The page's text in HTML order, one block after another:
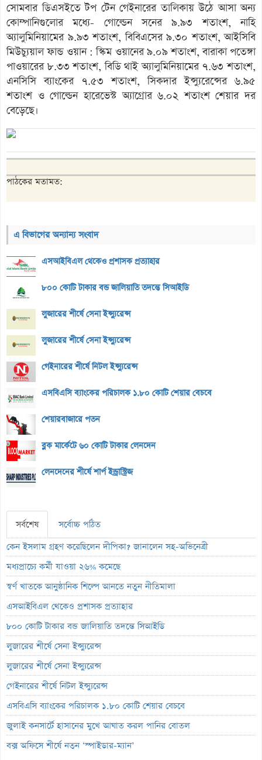
সোমবার ডিএসইতে টপ টেন গেইনারের তালিকায় উঠে আসা অন্য
কোম্পানিগুলোর মধ্যে- গোল্ডেন সনের ৯.৯৩ শতাংশ, নাহি
অ্যালুমিনিয়ামের ৯.৯৩ শতাংশ, বিবিএসের ৯.৩০ শতাংশ, আইসিবি
মিউচ্যুয়াল ফান্ড ওয়ান : স্কিম ওয়ানের ৯.০৯ শতাংশ, বারাকা পতেঙ্গা
পাওয়ারের ৮.৩৩ শতাংশ, বিডি থাই অ্যালুমিনিয়ামের ৭.৬৩ শতাংশ,
এনসিসি ব্যাংকের ৭.৫৩ শতাংশ, সিকদার ইন্স্যুরেন্সের ৬.৯৫
শতাংশ ও গোল্ডেন হারেভেস্ট অ্যাগ্রোর ৬.০২ শতাংশ শেয়ার দর
বেড়েছে।
পাঠকের মতামত:
এ বিভাগের অন্যান্য সংবাদ
এসআইবিএল থেকেও প্রশাসক প্রত্যাহার
৮০০ কোটি টাকার বন্ড জালিয়াতি তদন্তে সিআইডি
লুজারের শীর্ষে সেনা ইন্স্যুরেন্স
লুজারের শীর্ষে সেনা ইন্স্যুরেন্স
গেইনারের শীর্ষে নিটল ইন্স্যুরেন্স
এসবিএসি ব্যাংকের পরিচালক ১.৮০ কোটি শেয়ার বেচবে
শেয়ারবাজারে পতন
ব্লক মার্কেটে ৬০ কোটি টাকার লেনদেন
লেনদেনের শীর্ষে শার্প ইন্ড্রাস্ট্রিজ
সর্বশেষ
সর্বোচ্চ পঠিত
কেন ইসলাম গ্রহণ করেছিলেন দীপিকা? জানালেন সহ-অভিনেত্রী
মধ্যপ্রাচ্যে কর্মী যাওয়া ২৬% কমেছে
স্বর্ণ খাতকে আনুষ্ঠানিক শিল্পে আনতে নতুন নীতিমালা
এসআইবিএল থেকেও প্রশাসক প্রত্যাহার
৮০০ কোটি টাকার বন্ড জালিয়াতি তদন্তে সিআইডি
লুজারের শীর্ষে সেনা ইন্স্যুরেন্স
লুজারের শীর্ষে সেনা ইন্স্যুরেন্স
গেইনারের শীর্ষে নিটল ইন্স্যুরেন্স
এসবিএসি ব্যাংকের পরিচালক ১.৮০ কোটি শেয়ার বেচবে
জুলাই কনসার্টে হাসানের মুখে আঘাত করল পানির বোতল
বক্স অফিসে শীর্ষে নতুন ‘স্পাইডার-ম্যান’